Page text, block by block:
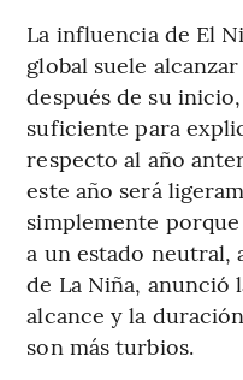
La influencia de El
global suele
después de su
suficiente para
respecto al año
este año será
simplemente
a un estado neutral,
de La Niña, anunció
alcance y la
son más turbios.